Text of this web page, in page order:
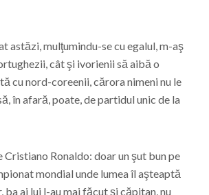
astăzi, mulţumindu-se cu egalul, m-aş
cât şi ivorienii să aibă o
cu nord-coreenii, cărora nimeni nu le
în afară, poate, de partidul unic de la
Cristiano Ronaldo: doar un şut bun pe
mondial unde lumea îl aşteaptă
ba ai lui l-au mai făcut şi căpitan, nu